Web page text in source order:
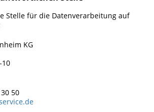
Stelle für die Datenverarbeitung auf
KG
10
50